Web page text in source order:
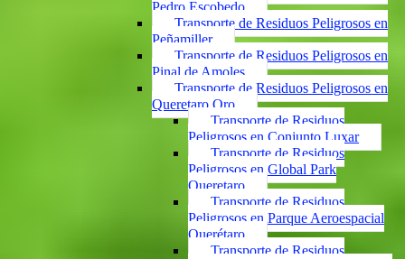
Pedro Escobedo
Transporte de Residuos Peligrosos en
Peñamiller
Transporte de Residuos Peligrosos en
Pinal de Amoles
Transporte de Residuos Peligrosos en
Queretaro Qro
Transporte de Residuos
Peligrosos en Conjunto Luxar
Transporte de Residuos
Peligrosos en Global Park
Queretaro
Transporte de Residuos
Peligrosos en Parque Aeroespacial
Querétaro
Transporte de Residuos